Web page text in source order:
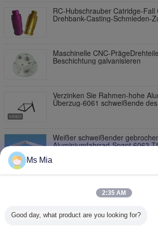
RC-Hubschrauber Catridge-Fall
Drehbank-Casting-Schmieden-
Maschinelle CNC-
Beschichtung galvanisieren
Verzinken Sie Rahmen-hohe
Überzug-6061 schweißende
Weißer schweißender
Aluminiumfahrrad-Spant 6063
fahrrad-6061 T6 schweißt
Anodisierendes gebrochenes
Ms Mia
2:35 AM
Good day, what product are you looking for?